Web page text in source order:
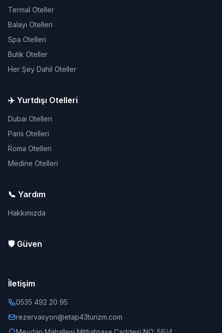
Termal Oteller
Balayı Otelleri
Spa Otelleri
Butik Oteller
Her Şey Dahil Oteller
✈️ Yurtdışı Otelleri
Dubai Otelleri
Paris Otelleri
Roma Otelleri
Medine Otelleri
📞 Yardım
Hakkımızda
🛡️ Güven
İletişim
0535 492 20 95
rezervasyon@etap43turizm.com